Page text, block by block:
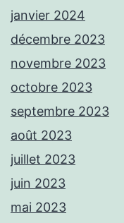
janvier 2024
décembre 2023
novembre 2023
octobre 2023
septembre 2023
août 2023
juillet 2023
juin 2023
mai 2023